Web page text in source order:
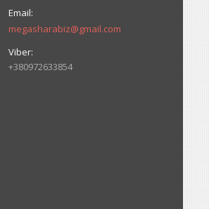
megasharabiz@gmail.com
+380972633854